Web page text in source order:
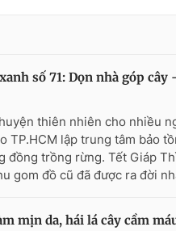
số 71: Dọn nhà góp cây
thiên nhiên cho nhiều
TP.HCM lập trung tâm bảo
đồng trồng rừng. Tết Giáp
gom đồ cũ đã được ra đời
mịn da, hái lá cây cầm